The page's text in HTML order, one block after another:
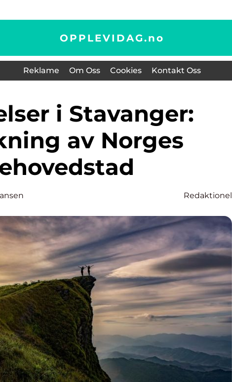
OPPLEVIDAG.no
Reklame Om Oss Cookies Kontakt Oss
av Norges
Redaktionel